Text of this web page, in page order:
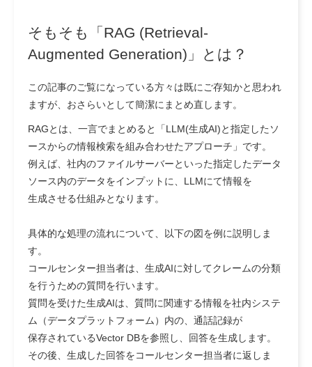
そもそも「RAG (Retrieval-
Augmented Generation)」とは？
この記事のご覧になっている方々は既にご存知かと思われ
ますが、おさらいとして簡潔にまとめ直します。
RAGとは、一言でまとめると「LLM(生成AI)と指定したソ
ースからの情報検索を組み合わせたアプローチ 」です。
例えば、社内のファイルサーバーといった指定したデータ
ソース内のデータをインプットに、LLMにて情報を
生成させる仕組みとなります。
具体的な処理の流れについて、以下の図を例に説明しま
す。
コールセンター担当者は、生成AIに対してクレームの分類
を行うための質問を行います。
質問を受けた生成AIは、質問に関連する情報を社内システ
ム（データプラットフォーム）内の、通話記録が
保存されているVector DBを参照し、回答を生成します。
その後、生成した回答をコールセンター担当者に返しま